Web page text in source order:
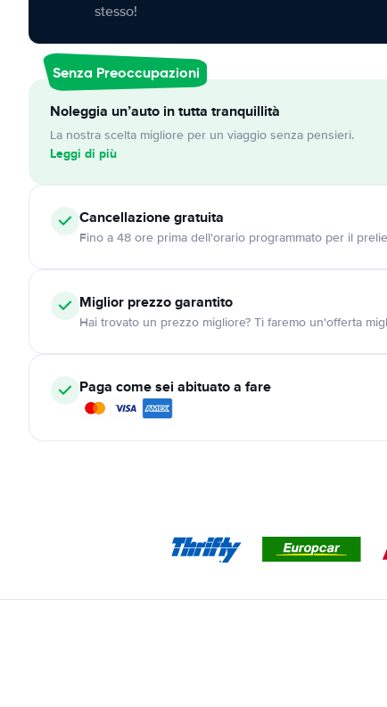
stesso!
Senza Preoccupazioni
Noleggia un’auto in tutta tranquillità
La nostra scelta migliore per un viaggio senza pensieri.
Leggi di più
Cancellazionegratuita
Fino a 48 ore prima dell'orario programmato per il
Miglior prezzo garantito
Hai trovato un prezzo migliore? Ti faremo un'offerta
Paga come sei abituato a fare